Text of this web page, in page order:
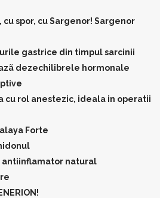
spor, cu Sargenor! Sargenor
gastrice din timpul sarcinii
dezechilibrele hormonale
cu rol anestezic, ideala in operatii
Forte
antiinflamator natural